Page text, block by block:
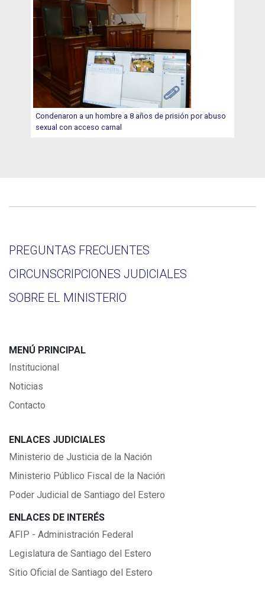
Condenaron a un hombre a 8 años de prisión por abuso
sexual con acceso carnal
PREGUNTAS FRECUENTES
CIRCUNSCRIPCIONES JUDICIALES
SOBRE EL MINISTERIO
MENÚ PRINCIPAL
Institucional
Noticias
Contacto
ENLACES JUDICIALES
Ministerio de Justicia de la Nación
Ministerio Público Fiscal de la Nación
Poder Judicial de Santiago del Estero
ENLACES DE INTERÉS
AFIP - Administración Federal
Legislatura de Santiago del Estero
Sitio Oficial de Santiago del Estero